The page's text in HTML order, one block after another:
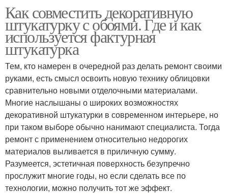
Как совместить декоративную
штукатурку с обоями. Где и как
используется фактурная
штукатурка
Тем, кто намерен в очередной раз делать ремонт своими
руками, есть смысл освоить новую технику облицовки
сравнительно новыми отделочными материалами.
Многие наслышаны о широких возможностях
декоративной штукатурки в современном интерьере, но
при таком выборе обычно нанимают специалиста. Тогда
ремонт с применением относительно недорогих
материалов выливается в приличную сумму.
Разумеется, эстетичная поверхность безупречно
прослужит многие годы, но если сделать все по
технологии, можно получить тот же эффект.